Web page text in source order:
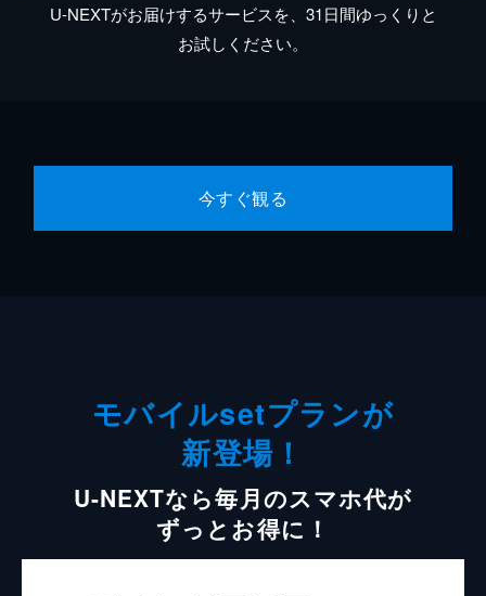
U-NEXTがお届けするサービスを、31日間ゆっくりと
お試しください。
今すぐ観る
モバイルsetプランが
新登場！
U-NEXTなら毎月のスマホ代が
ずっとお得に！